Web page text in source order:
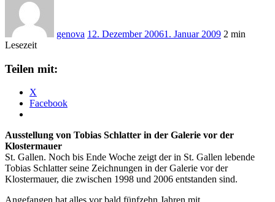
genova 12. Dezember 20061. Januar 2009 2 min
Lesezeit
Teilen mit:
X
Facebook
Ausstellung von Tobias Schlatter in der Galerie vor der
Klostermauer
St. Gallen. Noch bis Ende Woche zeigt der in St. Gallen lebende
Tobias Schlatter seine Zeichnungen in der Galerie vor der
Klostermauer, die zwischen 1998 und 2006 entstanden sind.